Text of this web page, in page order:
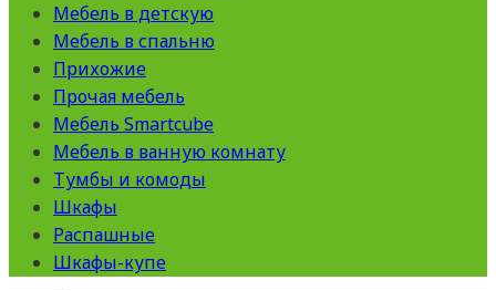
Мебель в детскую
Мебель в спальню
Прихожие
Прочая мебель
Мебель Smartcube
Мебель в ванную комнату
Тумбы и комоды
Шкафы
Распашные
Шкафы-купе